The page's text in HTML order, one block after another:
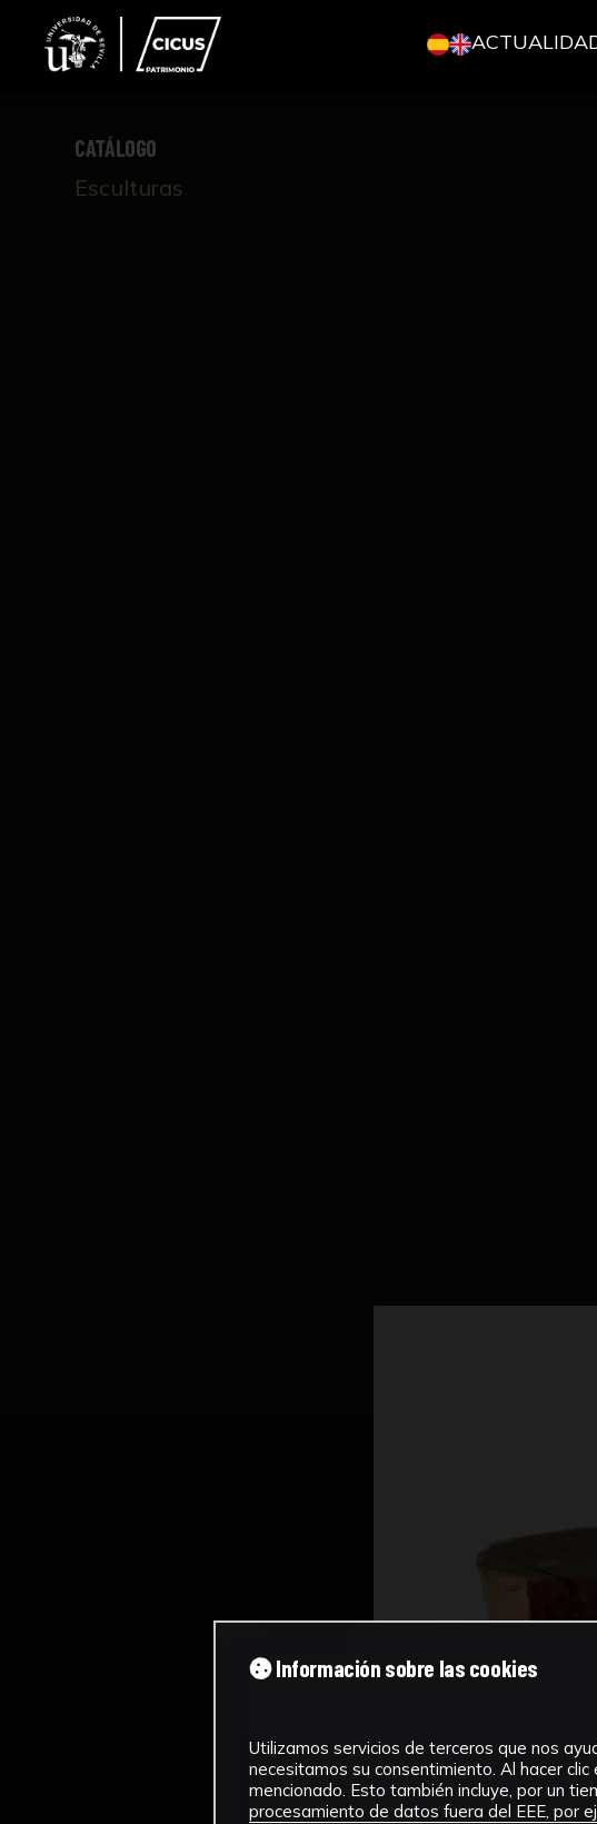
CATÁLOGO
Esculturas
Información sobre las cookies
Utilizamos servicios de terceros que nos
necesitamos su consentimiento. Al hacer
mencionado. Esto también incluye, por un
procesamiento de datos fuera del EEE, por